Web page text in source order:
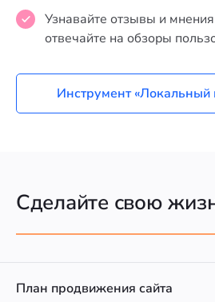
Узнавайте отзывы и
отвечайте на обзоры
Инструмент «Локальный
Сделайте свою
План продвижения сайта